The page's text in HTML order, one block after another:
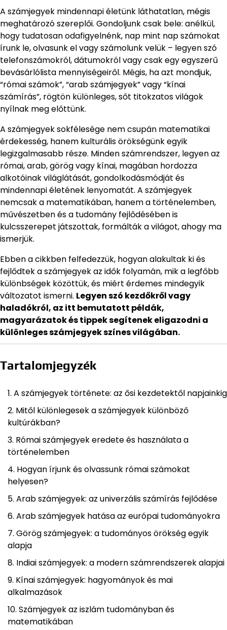
A számjegyek mindennapi életünk láthatatlan, mégis
meghatározó szereplői. Gondoljunk csak bele: anélkül,
hogy tudatosan odafigyelnénk, nap mint nap számokat
írunk le, olvasunk el vagy számolunk velük – legyen szó
telefonszámokról, dátumokról vagy csak egy egyszerű
bevásárlólista mennyiségeiről. Mégis, ha azt mondjuk,
“római számok”, “arab számjegyek” vagy “kínai
számírás”, rögtön különleges, sőt titokzatos világok
nyílnak meg előttünk.
A számjegyek sokfélesége nem csupán matematikai
érdekesség, hanem kulturális örökségünk egyik
legizgalmasabb része. Minden számrendszer, legyen az
római, arab, görög vagy kínai, magában hordozza
alkotóinak világlátását, gondolkodásmódját és
mindennapi életének lenyomatát. A számjegyek
nemcsak a matematikában, hanem a történelemben,
művészetben és a tudomány fejlődésében is
kulcsszerepet játszottak, formálták a világot, ahogy ma
ismerjük.
Ebben a cikkben felfedezzük, hogyan alakultak ki és
fejlődtek a számjegyek az idők folyamán, mik a legfőbb
különbségek közöttük, és miért érdemes mindegyik
változatot ismerni. Legyen szó kezdőkről vagy
haladókról, az itt bemutatott példák,
magyarázatok és tippek segítenek eligazodni a
különleges számjegyek színes világában.
Tartalomjegyzék
A számjegyek története: az ősi kezdetektől napjainkig
Mitől különlegesek a számjegyek különböző
kultúrákban?
Római számjegyek eredete és használata a
történelemben
Hogyan írjunk és olvassunk római számokat
helyesen?
Arab számjegyek: az univerzális számírás fejlődése
Arab számjegyek hatása az európai tudományokra
Görög számjegyek: a tudományos örökség egyik
alapja
Indiai számjegyek: a modern számrendszerek alapjai
Kínai számjegyek: hagyományok és mai
alkalmazások
Számjegyek az iszlám tudományban és
matematikában